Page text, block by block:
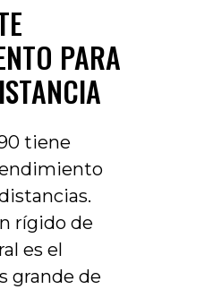
PARA
tiene
rígido de
es el
grande de